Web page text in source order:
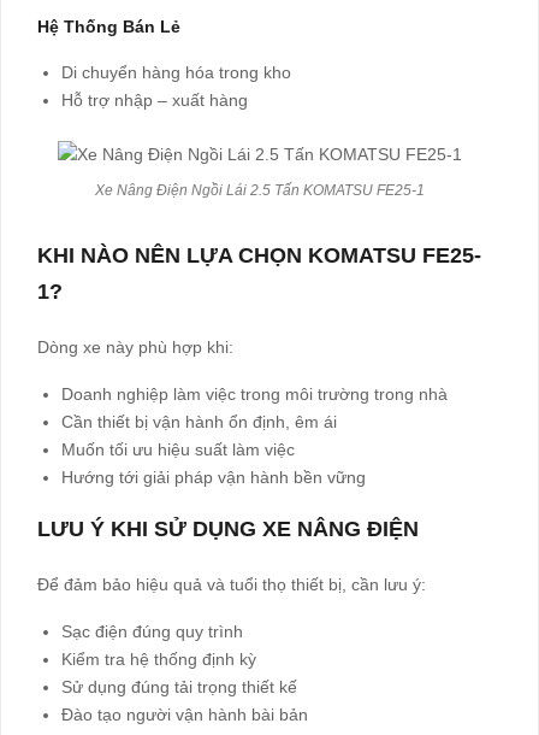
Hệ Thống Bán Lẻ
Di chuyển hàng hóa trong kho
Hỗ trợ nhập – xuất hàng
Xe Nâng Điện Ngồi Lái 2.5 Tấn KOMATSU FE25-1
KHI NÀO NÊN LỰA CHỌN KOMATSU FE25-
1?
Dòng xe này phù hợp khi:
Doanh nghiệp làm việc trong môi trường trong nhà
Cần thiết bị vận hành ổn định, êm ái
Muốn tối ưu hiệu suất làm việc
Hướng tới giải pháp vận hành bền vững
LƯU Ý KHI SỬ DỤNG XE NÂNG ĐIỆN
Để đảm bảo hiệu quả và tuổi thọ thiết bị, cần lưu ý:
Sạc điện đúng quy trình
Kiểm tra hệ thống định kỳ
Sử dụng đúng tải trọng thiết kế
Đào tạo người vận hành bài bản